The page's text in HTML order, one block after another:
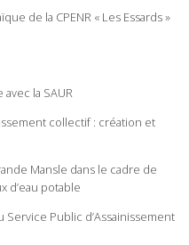
de la CPENR « Les Essards »
la SAUR
collectif : création et
Mansle dans le cadre de
d’eau potable
Public d’Assainissement